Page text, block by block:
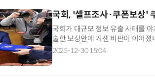
국회, '셀프조사·쿠폰보상'
국회가 대규모 정보 유출 사태를
술한 보상안에 거센 비판이 이어
유출 규모가 3000건이 아닌
2025-12-30 15:04